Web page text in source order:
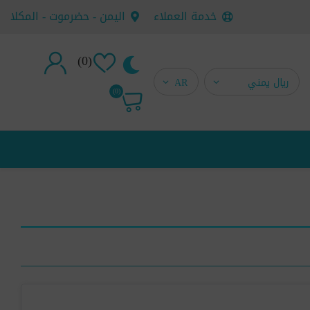
خدمة العملاء اليمن - حضرموت - المكلا
(0)
تسجيل جديد(0)